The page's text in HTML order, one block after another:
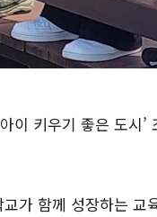
이 키우기 좋은 도시’
가 함께 성장하는 교